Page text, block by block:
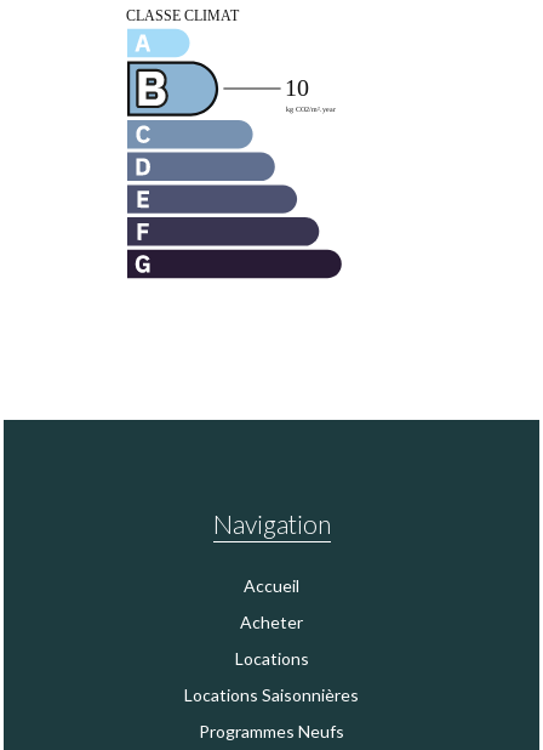
Navigation
Accueil
Acheter
Locations
Locations Saisonnières
Programmes Neufs